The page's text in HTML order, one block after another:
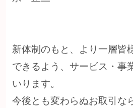
新体制のもと、より一層皆
できるよう、サービス・事
いります。
今後とも変わらぬお取引な